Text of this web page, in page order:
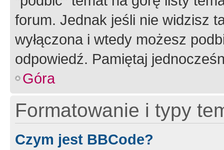
forum. Jednak jeśli nie widzisz
wyłączona i wtedy możesz
odpowiedź. Pamiętaj
Góra
Formatowanie i typy
Czym jest BBCode?